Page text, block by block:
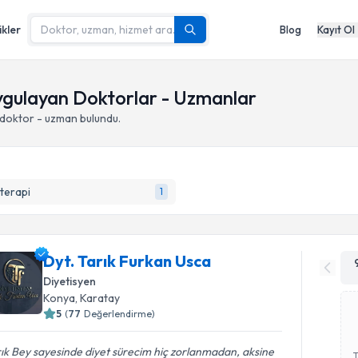
Blog Kayıt Ol
Doktorlar - Uzmanlar
- uzman bulundu.
1
Dyt. Tarık Furkan Usca
Diyetisyen
Konya,Karatay
5 (77 Değerlendirme)
Bey sayesinde diyet sürecim hiç zorlanmadan, aksine